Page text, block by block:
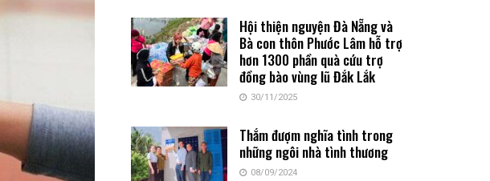
Hội thiện nguyện Đà Nẵng và
Bà con thôn Phước Lâm hỗ trợ
hơn 1300 phần quà cứu trợ
đồng bào vùng lũ Đắk Lắk
30/11/2025
Thắm đượm nghĩa tình trong
những ngôi nhà tình thương
08/09/2024